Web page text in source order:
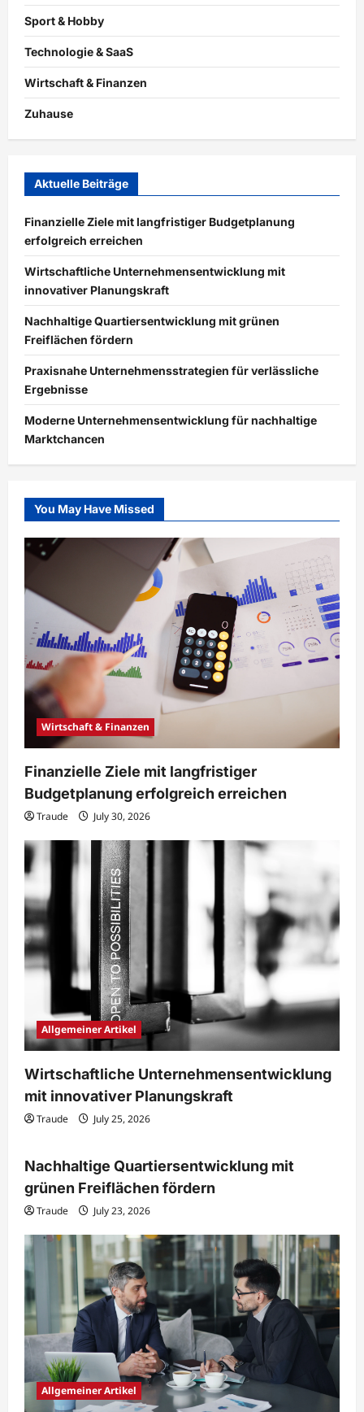
Sport & Hobby
Technologie & SaaS
Wirtschaft & Finanzen
Zuhause
Aktuelle Beiträge
Finanzielle Ziele mit langfristiger Budgetplanung
erfolgreich erreichen
Wirtschaftliche Unternehmensentwicklung mit
innovativer Planungskraft
Nachhaltige Quartiersentwicklung mit grünen
Freiflächen fördern
Praxisnahe Unternehmensstrategien für verlässliche
Ergebnisse
Moderne Unternehmensentwicklung für nachhaltige
Marktchancen
You May Have Missed
Wirtschaft & Finanzen
Finanzielle Ziele mit langfristiger
Budgetplanung erfolgreich erreichen
Traude July 30, 2026
Allgemeiner Artikel
Wirtschaftliche Unternehmensentwicklung
mit innovativer Planungskraft
Traude July 25, 2026
Immobilien & Bauwesen
Nachhaltige Quartiersentwicklung mit
grünen Freiflächen fördern
Traude July 23, 2026
Allgemeiner Artikel